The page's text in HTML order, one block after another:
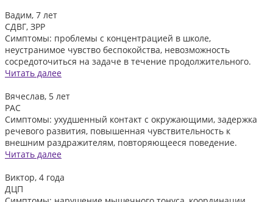
Вадим, 7 лет
СДВГ, ЗРР
Симптомы: проблемы с концентрацией в школе,
неустранимое чувство беспокойства, невозможность
сосредоточиться на задаче в течение продолжительного.
Читать далее
Вячеслав, 5 лет
РАС
Симптомы: ухудшенный контакт с окружающими, задержка
речевого развития, повышенная чувствительность к
внешним раздражителям, повторяющееся поведение.
Читать далее
Виктор, 4 года
ДЦП